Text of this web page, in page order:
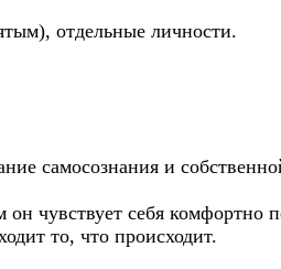
отдельные личности.
самосознания и
чувствует себя комфортно
то, что происходит.